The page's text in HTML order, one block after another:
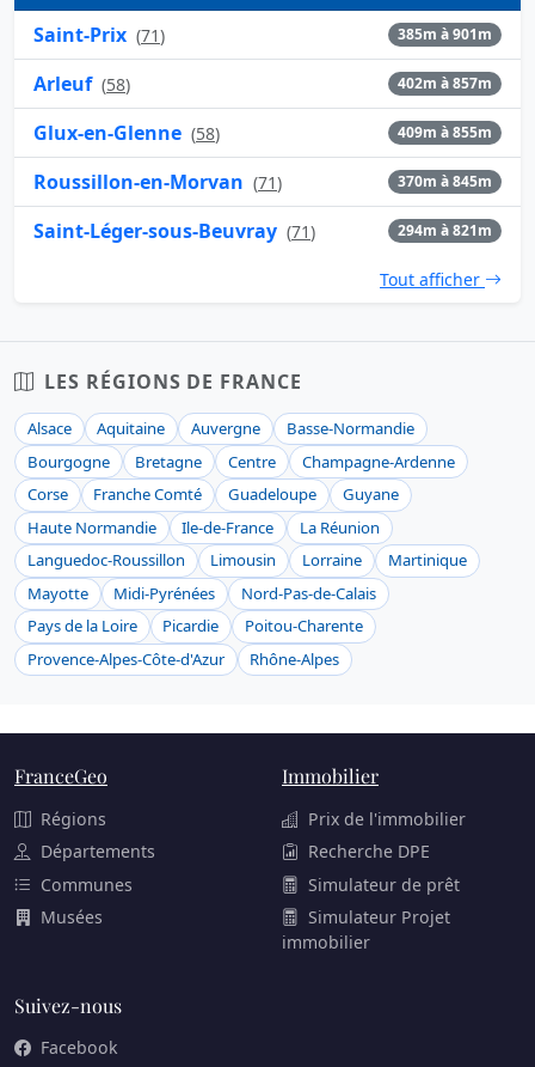
Saint-Prix (71) 385m à 901m
Arleuf (58) 402m à 857m
Glux-en-Glenne (58) 409m à 855m
Roussillon-en-Morvan (71) 370m à 845m
Saint-Léger-sous-Beuvray (71) 294m à 821m
Tout afficher
LES RÉGIONS DE FRANCE
Alsace Aquitaine Auvergne
Basse-Normandie
Bourgogne
Bretagne Centre
Champagne-Ardenne
Corse
Franche Comté Guadeloupe
Guyane
Haute Normandie
Ile-de-France
La Réunion
Languedoc-Roussillon
Limousin Lorraine
Martinique
Mayotte
Midi-Pyrénées
Nord-Pas-de-Calais
Pays de la Loire
Picardie
Poitou-Charente
Provence-Alpes-Côte-d'Azur
Rhône-Alpes
FranceGeo
Régions
Départements
Communes
Musées
Immobilier
Prix de l'immobilier
Recherche DPE
Simulateur de prêt
Simulateur Projet
immobilier
Suivez-nous
Facebook